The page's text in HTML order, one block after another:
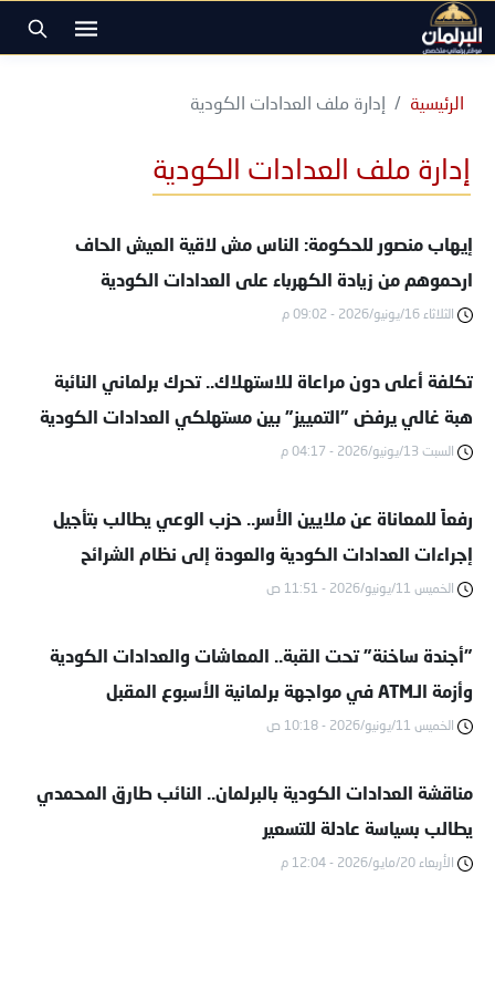
الرئيسية إدارة ملف العدادات الكودية
إدارة ملف العدادات الكودية
إيهاب منصور للحكومة: الناس مش لاقية العيش الحاف
ارحموهم من زيادة الكهرباء على العدادات الكودية
الثلاثاء 16/يونيو/2026 - 09:02 م
تكلفة أعلى دون مراعاة للاستهلاك.. تحرك برلماني النائبة
هبة غالي يرفض "التمييز" بين مستهلكي العدادات الكودية
السبت 13/يونيو/2026 - 04:17 م
رفعاً للمعاناة عن ملايين الأسر.. حزب الوعي يطالب بتأجيل
إجراءات العدادات الكودية والعودة إلى نظام الشرائح
الخميس 11/يونيو/2026 - 11:51 ص
"أجندة ساخنة" تحت القبة.. المعاشات والعدادات الكودية
وأزمة الـATM في مواجهة برلمانية الأسبوع المقبل
الخميس 11/يونيو/2026 - 10:18 ص
مناقشة العدادات الكودية بالبرلمان.. النائب طارق المحمدي
يطالب بسياسة عادلة للتسعير
الأربعاء 20/مايو/2026 - 12:04 م